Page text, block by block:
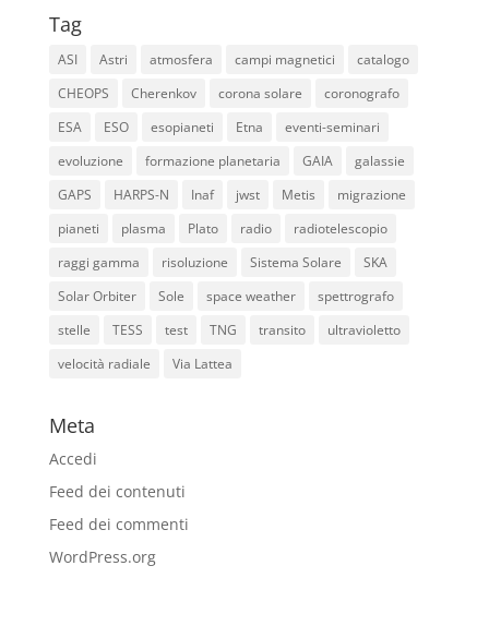
Tag
ASI Astri atmosfera campi magnetici
catalogo
CHEOPS
Cherenkov corona solare
coronografo
ESA
ESO esopianeti Etna
eventi-seminari
evoluzione
formazione planetaria GAIA
galassie
GAPS
HARPS-N Inaf jwst Metis
migrazione
pianeti
plasma Plato radio
radiotelescopio
raggi gamma
risoluzione Sistema Solare
SKA
Solar Orbiter
Sole space weather
spettrografo
stelle
TESS test TNG transito
ultravioletto
velocità radiale
Via Lattea
Meta
Accedi
Feed dei contenuti
Feed dei commenti
WordPress.org